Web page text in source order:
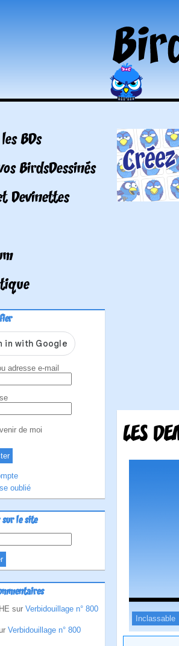
BDs
BirdsDessinés
Devinettes
adresse e-mail
de moi
oublié
sur le site
sur Verbidouillage n° 800
Verbidouillage n° 800
LES
Inclassable